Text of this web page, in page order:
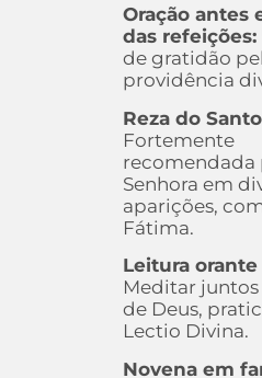
Oração antes
das refeições:
de gratidão
providência
Reza do
Fortemente
recomendada
Senhora em
aparições,
Fátima.
Leitura
Meditar juntos
de Deus,
Lectio Divina.
Novena em